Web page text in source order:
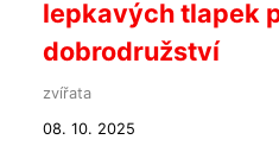
lepkavých tlapek
dobrodružství
zvířata
08. 10. 2025